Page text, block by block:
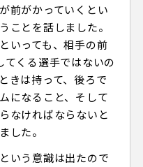
前がかっていくとい
ことを話しました。
いっても、相手の前
くる選手ではないの
きは持って、後ろで
になること、そして
なければならないと
した。
いう意識は出たので